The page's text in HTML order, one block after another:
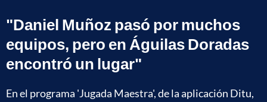
"Daniel Muñoz pasó por muchos
equipos, pero en Águilas Doradas
encontró un lugar"
En el programa 'Jugada Maestra', de la aplicación Ditu,